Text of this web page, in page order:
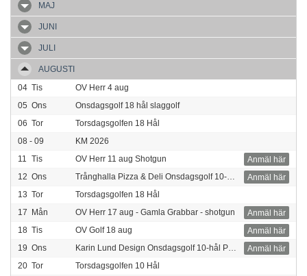
MAJ
JUNI
JULI
AUGUSTI
04 Tis
OV Herr 4 aug
05 Ons
Onsdagsgolf 18 hål slaggolf
06 Tor
Torsdagsgolfen 18 Hål
08 - 09
KM 2026
11 Tis Anmäl här
OV Herr 11 aug Shotgun
12 Ons Anmäl här
Trånghalla Pizza & Deli Onsdagsgolf 10-hål Poängbogey
13 Tor
Torsdagsgolfen 18 Hål
17
Mån Anmäl här
OV Herr 17 aug - Gamla Grabbar - shotgun
18 Tis Anmäl här
OV Golf 18 aug
19 Ons Anmäl här
Karin Lund Design Onsdagsgolf 10-hål Poängbogey
20 Tor
Torsdagsgolfen 10 Hål